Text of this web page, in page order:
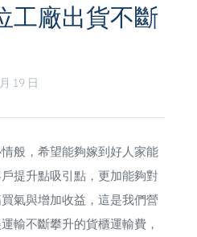
工廠出貨不斷
19 日
般，希望能夠嫁到好人家能
提升點吸引點，更加能夠對
氣與增加收益，這是我們營
輸不斷攀升的貨櫃運輸費，